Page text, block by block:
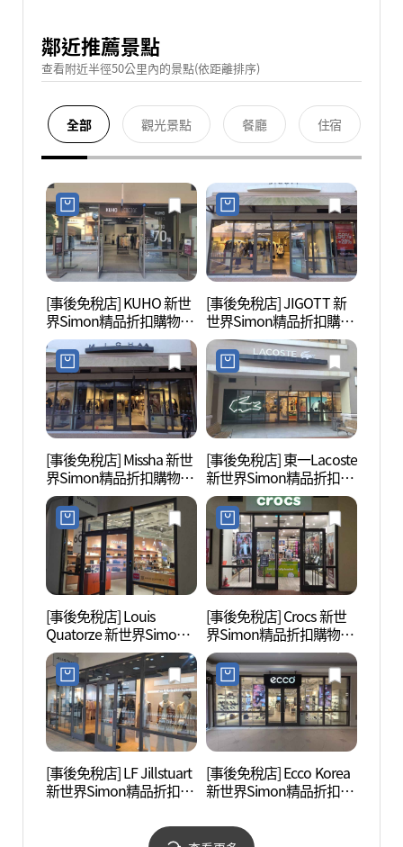
鄰近推薦景點
查看附近半徑50公里內的景點(依距離排序)
全部 觀光景點 餐廳 住宿
[事後免稅店] KUHO 新世
界Simon精品折扣購物中
心坡州店(구호 신세계사
이먼프리미엄아울렛 파
주점)
[事後免稅店] JIGOTT 新
世界Simon精品折扣購物
中心坡州店(지고트 신세
계사이먼프리미엄아울렛
파주점)
[事後免稅店] Missha 新世
界Simon精品折扣購物中
心坡州店(미샤 신세계사
이먼프리미엄아울렛 파
주점)
[事後免稅店] 東一Lacoste
新世界Simon精品折扣購
物中心坡州店(라코스테
신세계사이먼프리미엄아
울렛 파주점)
[事後免稅店] Louis
Quatorze 新世界Simon
精品折扣購物中心坡州店
(루이까또즈 신세계사이
먼프리미엄아울렛 파주
점)
[事後免稅店] Crocs 新世
界Simon精品折扣購物中
心坡州店(크록스 신세계
사이먼프리미엄아울렛
파주점)
[事後免稅店] LF Jillstuart
新世界Simon精品折扣購
트 신세계사이먼프리미
[事後免稅店] Ecco Korea
新世界Simon精品折扣購
계사이먼프리미엄아울렛